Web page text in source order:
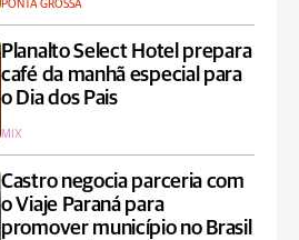
PONTA GROSSA
Planalto Select Hotel prepara
café da manhã especial para
o Dia dos Pais
MIX
Castro negocia parceria com
o Viaje Paraná para
promover município no Brasil